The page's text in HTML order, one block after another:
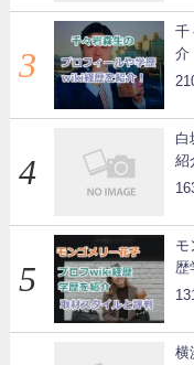
千
介
白
紹
モ
歴
横